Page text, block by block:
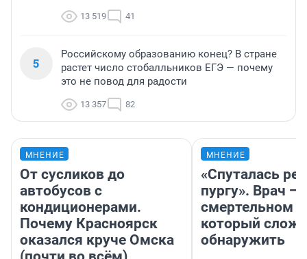
13 519 41
5
Российскому образованию конец? В стране
растет число стобалльников ЕГЭ — почему
это не повод для радости
13 357 82
МНЕНИЕ
От сусликов до
автобусов с
кондиционерами.
Почему Красноярск
оказался круче Омска
МНЕНИЕ
«Спуталась
пургу». Врач —
смертельном
который
обнаружить